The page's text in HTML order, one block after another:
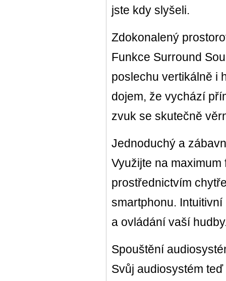
jste kdy slyšeli.
Zdokonalený
Funkce Surround
poslechu vertikálně i
dojem, že vychází
zvuk se skutečně
Jednoduchý a
Využijte na
prostřednictvím
smartphonu.
a ovládání vaší
Spouštění
Svůj audiosystém